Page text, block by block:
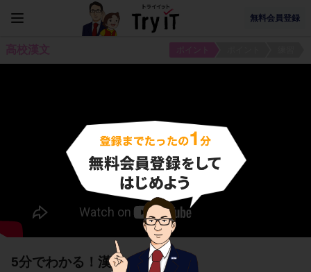
無料会員登録
高校漢文
5分でわかる！漢詩の押韻